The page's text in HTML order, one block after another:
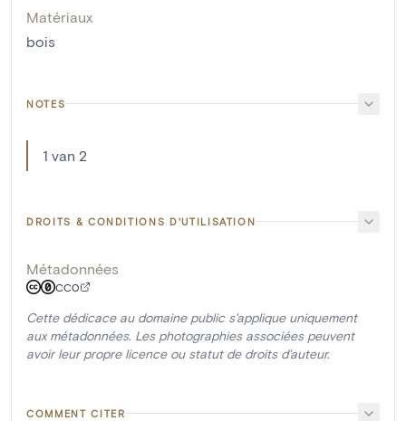
Matériaux
bois
NOTES
1 van 2
DROITS & CONDITIONS D'UTILISATION
Métadonnées
CC0
Cette dédicace au domaine public s'applique uniquement
aux métadonnées. Les photographies associées peuvent
avoir leur propre licence ou statut de droits d'auteur.
COMMENT CITER